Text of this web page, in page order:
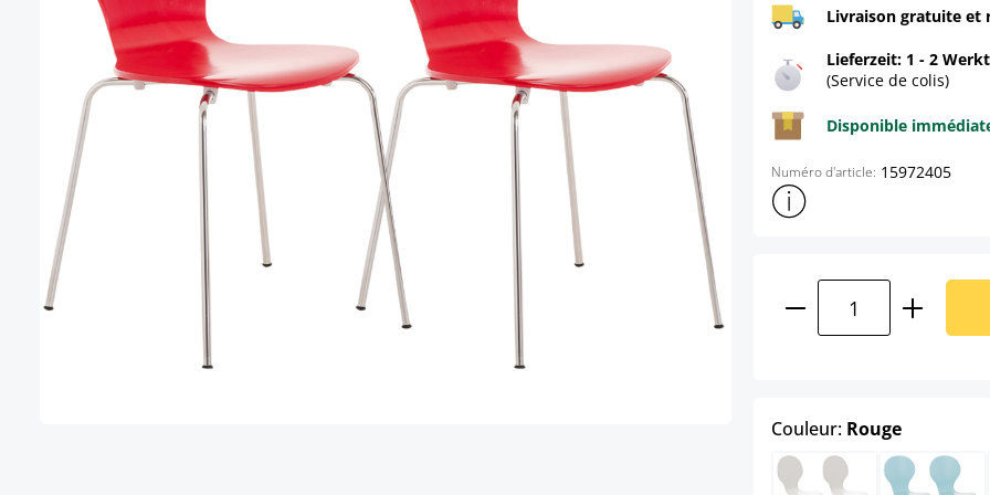
Livraison gratuite et
Lieferzeit: 1 - 2
(Service de colis)
Disponible
Numéro d'article: 15972405
Afficher plus d'informations
Quantité de
Couleur: Rougeselect